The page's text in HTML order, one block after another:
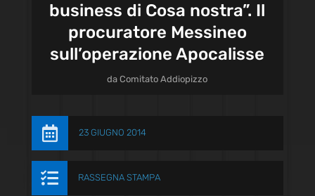
business di Cosa nostra”. Il
procuratore Messineo
sull’operazione Apocalisse
daComitato Addiopizzo
 23 GIUGNO 2014
 RASSEGNA STAMPA